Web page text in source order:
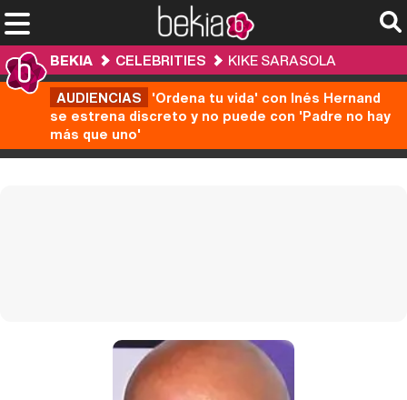
BEKIA CELEBRITIES
KIKE SARASOLA
AUDIENCIAS 'Ordena tu vida' con Inés Hernand
se estrena discreto y no puede con 'Padre no hay
más que uno'